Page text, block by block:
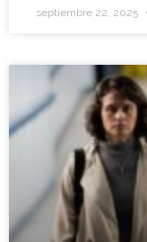
septiembre 22, 2025